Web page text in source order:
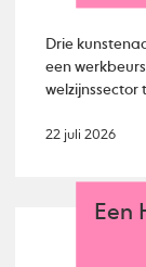
Drie
een
welzijnssector
22 juli 2026
Een